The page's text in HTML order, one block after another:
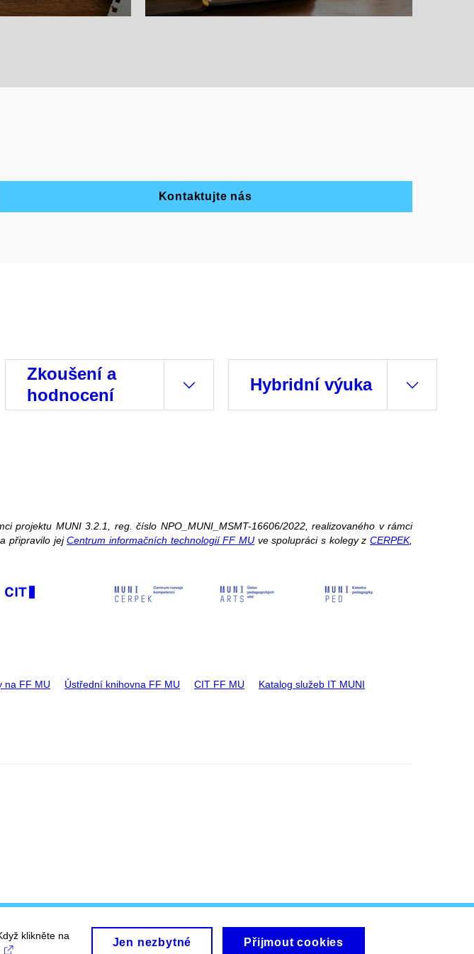
Kontaktujte nás
Zkoušení a
hodnocení
Hybridní výuka
projektu MUNI 3.2.1, reg. číslo NPO_MUNI_MSMT-16606/2022, realizovaného v rámci
připravilo jejCentrum informačních technologií FF MUve spolupráci s kolegy zCERPEK,
na FF MU Ústřední knihovna FF MU CIT FF MU Katalog služeb IT MUNI
klikněte na
Jen nezbytné Přijmout cookies